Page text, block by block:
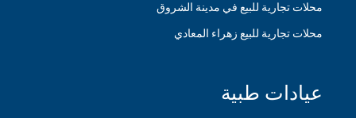
محلات تجارية للبيع في مدينة الشروق
محلات تجارية للبيع زهراء المعادي
عيادات طبية